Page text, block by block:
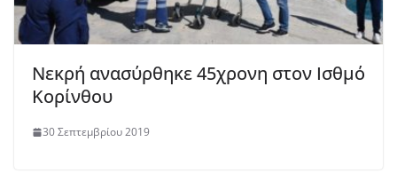
Νεκρή ανασύρθηκε 45χρονη στον Ισθμό
Κορίνθου
30 Σεπτεμβρίου 2019